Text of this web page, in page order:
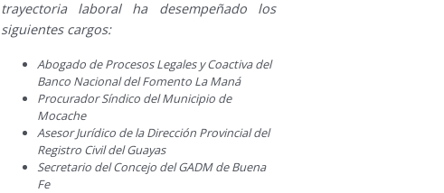
trayectoria laboral ha desempeñado los
siguientes cargos:
Abogado de Procesos Legales y Coactiva del
Banco Nacional del Fomento La Maná
Procurador Síndico del Municipio de
Mocache
Asesor Jurídico de la Dirección Provincial del
Registro Civil del Guayas
Secretario del Concejo del GADM de Buena
Fe